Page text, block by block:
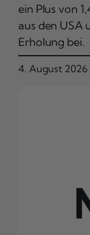
ein Plus von
aus den USA
Erholung bei.
4. August 2026